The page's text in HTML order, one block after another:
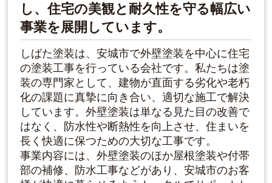
し、住宅の美観と耐久性を守る幅広い
事業を展開しています。
しばた塗装は、安城市で外壁塗装を中心に住宅
の塗装工事を行っている会社です。私たちは塗
装の専門家として、建物が直面する劣化や老朽
化の課題に真摯に向き合い、適切な施工で解決
しています。外壁塗装は単なる見た目の改善で
はなく、防水性や断熱性を向上させ、住まいを
長く快適に保つための大切な工事です。
事業内容には、外壁塗装のほか屋根塗装や付帯
部の補修、防水工事などがあり、安城市のお客